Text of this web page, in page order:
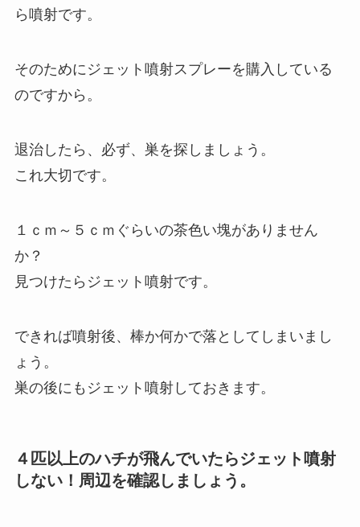
ら噴射です。
そのためにジェット噴射スプレーを購入している
のですから。
退治したら、必ず、巣を探しましょう。
これ大切です。
１ｃｍ～５ｃｍぐらいの茶色い塊がありません
か？
見つけたらジェット噴射です。
できれば噴射後、棒か何かで落としてしまいまし
ょう。
巣の後にもジェット噴射しておきます。
４匹以上のハチが飛んでいたらジェット噴射
しない！周辺を確認しましょう。